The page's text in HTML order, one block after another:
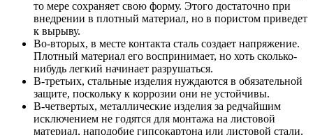
то мере сохраняет свою форму. Этого достаточно при
внедрении в плотный материал, но в пористом приведет
к вырыву.
Во-вторых, в месте контакта сталь создает напряжение.
Плотный материал его воспринимает, но хоть сколько-
нибудь легкий начинает разрушаться.
В-третьих, стальные изделия нуждаются в обязательной
защите, поскольку к коррозии они не устойчивы.
В-четвертых, металлические изделия за редчайшим
исключением не годятся для монтажа на листовой
материал, наподобие гипсокартона или листовой стали.